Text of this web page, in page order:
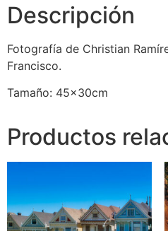
Descripción
Fotografía de Christian
Francisco.
Tamaño: 45x30cm
Productos